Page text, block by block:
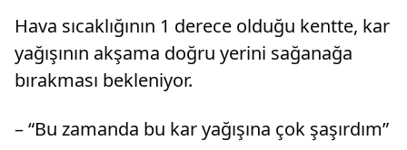
Duran...
Hava sıcaklığının 1 derece olduğu kentte, kar
yağışının akşama doğru yerini sağanağa
bırakması bekleniyor.
– “Bu zamanda bu kar yağışına çok şaşırdım”